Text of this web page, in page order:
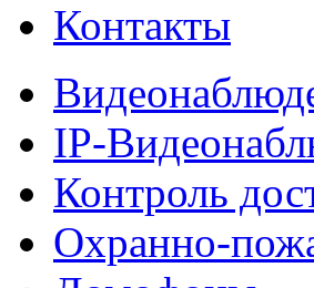
Контакты
IP-
Контроль
Охранно-